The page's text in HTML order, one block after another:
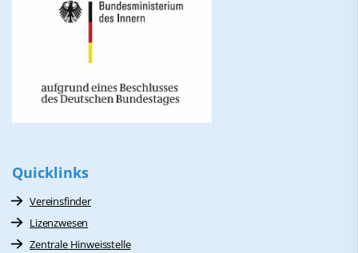
Quicklinks
Vereinsfinder
Lizenzwesen
Zentrale Hinweisstelle